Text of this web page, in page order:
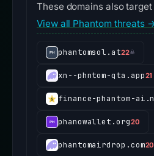
These domains also target
View all Phantom threats
phantomsol.at22☠
xn--phntom-qta.app21
finance-phantom-
phanowallet.org20
phantomairdrop.com20